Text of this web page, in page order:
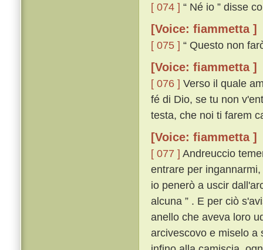
[ 074 ] “ Né io ” disse
[Voice: fiammetta ]
[ 075 ] “ Questo non
[Voice: fiammetta ]
[ 076 ] Verso il quale
fé di Dio, se tu non
testa, che noi ti farem
[Voice: fiammetta ]
[ 077 ] Andreuccio
entrare per
io penerò a uscir
alcuna ” . E per ciò
anello che aveva loro
arcivescovo e miselo a